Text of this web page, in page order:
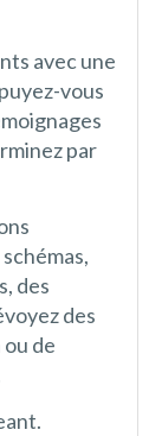
avec une
vous
par
des
des
de